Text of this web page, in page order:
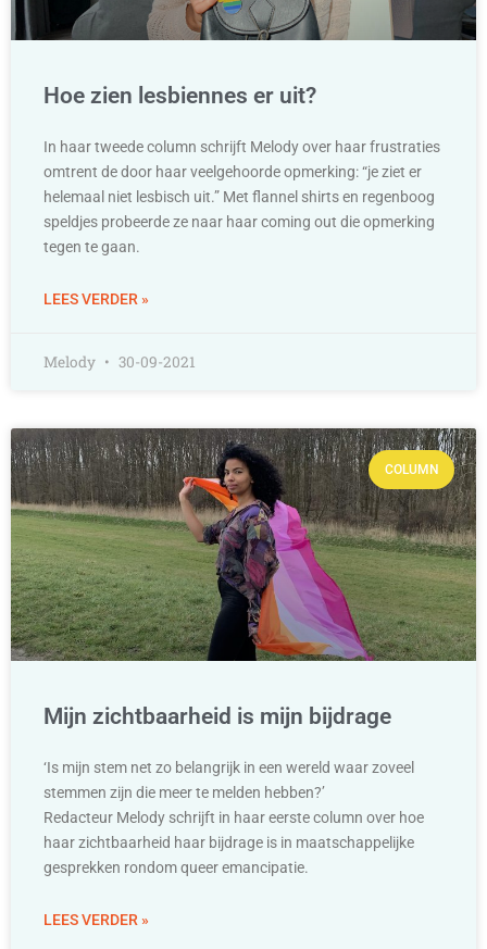
Hoe zien lesbiennes er uit?
In haar tweede column schrijft Melody over haar frustraties
omtrent de door haar veelgehoorde opmerking: “je ziet er
helemaal niet lesbisch uit.” Met flannel shirts en regenboog
speldjes probeerde ze naar haar coming out die opmerking
tegen te gaan.
LEES VERDER »
Melody 30-09-2021
COLUMN
Mijn zichtbaarheid is mijn bijdrage
‘Is mijn stem net zo belangrijk in een wereld waar zoveel
stemmen zijn die meer te melden hebben?’
Redacteur Melody schrijft in haar eerste column over hoe
haar zichtbaarheid haar bijdrage is in maatschappelijke
gesprekken rondom queer emancipatie.
LEES VERDER »